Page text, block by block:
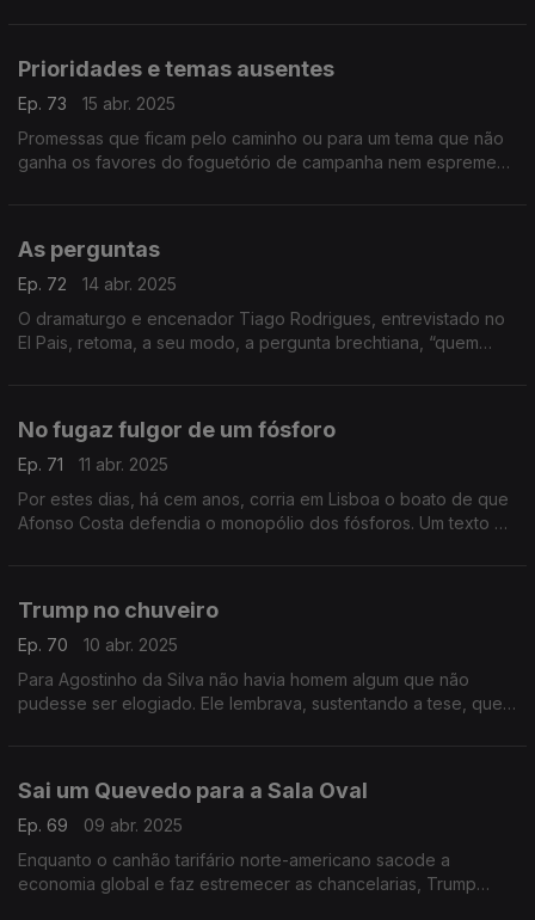
Prioridades e temas ausentes
Ep. 73
15 abr. 2025
Promessas que ficam pelo caminho ou para um tema que não
ganha os favores do foguetório de campanha nem espreme
As perguntas
Ep. 72
14 abr. 2025
O dramaturgo e encenador Tiago Rodrigues, entrevistado no
El Pais, retoma, a seu modo, a pergunta brechtiana, “quem
No fugaz fulgor de um fósforo
Ep. 71
11 abr. 2025
Por estes dias, há cem anos, corria em Lisboa o boato de que
Afonso Costa defendia o monopólio dos fósforos. Um texto de
Trump no chuveiro
Ep. 70
10 abr. 2025
Para Agostinho da Silva não havia homem algum que não
pudesse ser elogiado. Ele lembrava, sustentando a tese, que
Sai um Quevedo para a Sala Oval
Ep. 69
09 abr. 2025
Enquanto o canhão tarifário norte-americano sacode a
economia global e faz estremecer as chancelarias, Trump